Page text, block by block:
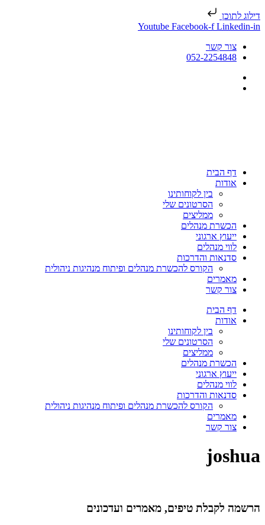
דילוג לתוכן
Youtube Facebook-f Linkedin-in
צור קשר
052-2254848
דף הבית
אודות
בין לקוחותינו
הסרטונים שלי
ממליצים
הכשרת מנהלים
ייעוץ ארגוני
לווי מנהלים
סדנאות והדרכות
הקורס להכשרת מנהלים ופיתוח מנהיגות ניהולית
מאמרים
צור קשר
דף הבית
אודות
בין לקוחותינו
הסרטונים שלי
ממליצים
הכשרת מנהלים
ייעוץ ארגוני
לווי מנהלים
סדנאות והדרכות
הקורס להכשרת מנהלים ופיתוח מנהיגות ניהולית
מאמרים
צור קשר
joshua
הרשמה לקבלת טיפים, מאמרים ועדכונים